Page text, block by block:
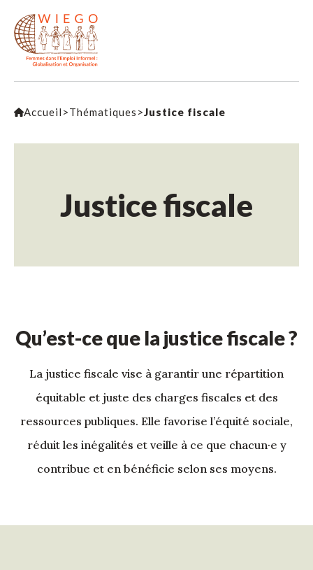
Accueil >Thématiques >Justice fiscale
Justice fiscale
Qu’est-ce que la justice fiscale ?
La justice fiscale vise à garantir une répartition
équitable et juste des charges fiscales et des
ressources publiques. Elle favorise l’équité sociale,
réduit les inégalités et veille à ce que chacun·e y
contribue et en bénéficie selon ses moyens.